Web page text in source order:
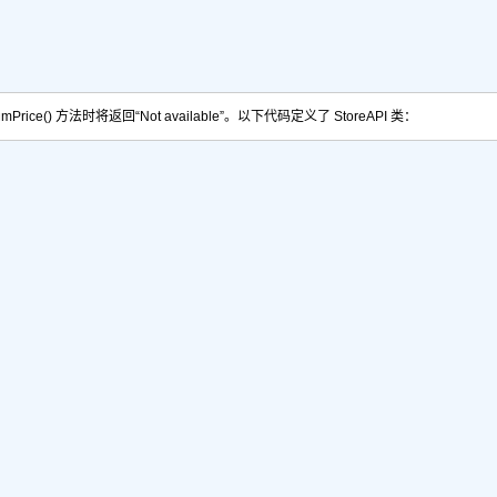
方法时将返回“Not available”。以下代码定义了 StoreAPI 类：